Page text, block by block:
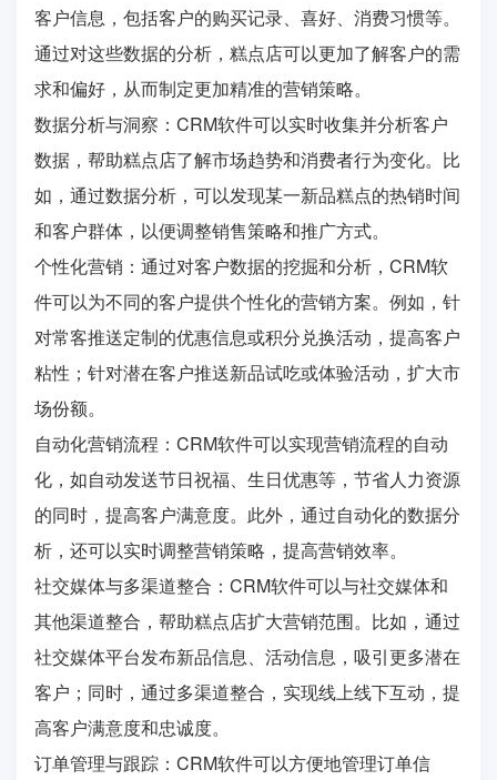
客户信息，包括客户的购买记录、喜好、消费习惯等。
通过对这些数据的分析，糕点店可以更加了解客户的需
求和偏好，从而制定更加精准的营销策略。
数据分析与洞察：CRM软件可以实时收集并分析客户
数据，帮助糕点店了解市场趋势和消费者行为变化。比
如，通过数据分析，可以发现某一新品糕点的热销时间
和客户群体，以便调整销售策略和推广方式。
个性化营销：通过对客户数据的挖掘和分析，CRM软
件可以为不同的客户提供个性化的营销方案。例如，针
对常客推送定制的优惠信息或积分兑换活动，提高客户
粘性；针对潜在客户推送新品试吃或体验活动，扩大市
场份额。
自动化营销流程：CRM软件可以实现营销流程的自动
化，如自动发送节日祝福、生日优惠等，节省人力资源
的同时，提高客户满意度。此外，通过自动化的数据分
析，还可以实时调整营销策略，提高营销效率。
社交媒体与多渠道整合：CRM软件可以与社交媒体和
其他渠道整合，帮助糕点店扩大营销范围。比如，通过
社交媒体平台发布新品信息、活动信息，吸引更多潜在
客户；同时，通过多渠道整合，实现线上线下互动，提
高客户满意度和忠诚度。
订单管理与跟踪：CRM软件可以方便地管理订单信